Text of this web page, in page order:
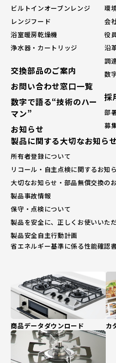
ビルトインオーブンレンジ
レンジフード
浴室暖房乾燥機
浄水器・カートリッジ
交換部品のご案内
お問い合わせ窓口一覧
数字で語る“技術のハー
マン”
お知らせ
環
会
役
沿
調
数
採
部
募
製品に関する大切なお知らせ
所有者登録について
リコール・自主点検に関するお知
大切なお知らせ・部品無償交換の
製品事故情報
保守・点検について
製品を安全に、正しくお使いいた
製品安全自主行動計画
省エネルギー基準に係る性能確認
商品データダウンロード カ